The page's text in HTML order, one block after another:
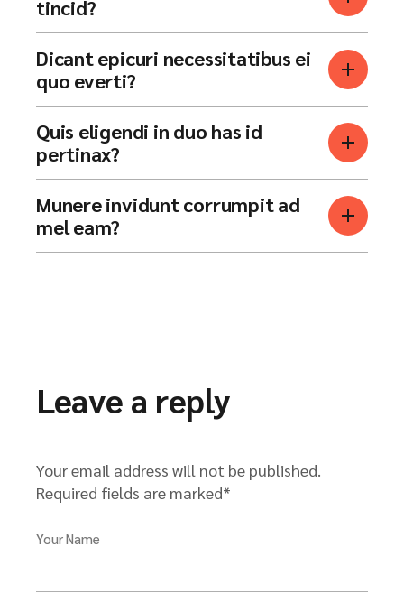
tincid?
Dicant epicuri necessitatibus ei
quo everti?
Quis eligendi in duo has id
pertinax?
Munere invidunt corrumpit ad
mel eam?
Leave a reply
Your email address will not be published.
Required fields are marked*
Your Name